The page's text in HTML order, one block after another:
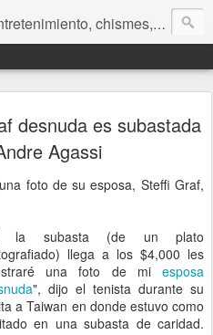
farándula, curiosidades, ovnis, noticias calientes, fotos, videos, paranormal y ¡más!
desnuda es subastada
Agassi
una foto de su esposa, Steffi Graf,
la subasta (de un plato
llega a los $4,000 les
una foto de mi esposa
", dijo el tenista durante su
a Taiwan en donde estuvo como
en una subasta de caridad.